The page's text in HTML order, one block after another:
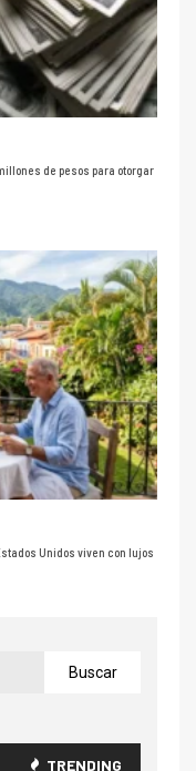
de pesos para otorgar
Unidos viven con lujos
TRENDING